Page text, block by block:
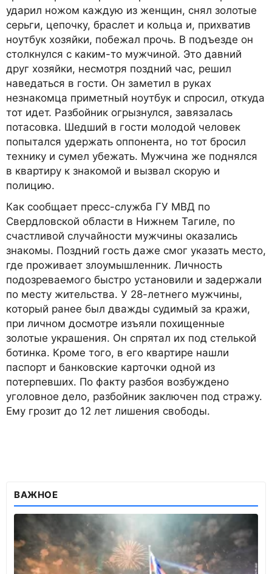
ударил ножом каждую из женщин, снял золотые
серьги, цепочку, браслет и кольца и, прихватив
ноутбук хозяйки, побежал прочь. В подъезде он
столкнулся с каким-то мужчиной. Это давний
друг хозяйки, несмотря поздний час, решил
наведаться в гости. Он заметил в руках
незнакомца приметный ноутбук и спросил, откуда
тот идет. Разбойник огрызнулся, завязалась
потасовка. Шедший в гости молодой человек
попытался удержать оппонента, но тот бросил
технику и сумел убежать. Мужчина же поднялся
в квартиру к знакомой и вызвал скорую и
полицию.
Как сообщает пресс-служба ГУ МВД по
Свердловской области в Нижнем Тагиле, по
счастливой случайности мужчины оказались
знакомы. Поздний гость даже смог указать место,
где проживает злоумышленник. Личность
подозреваемого быстро установили и задержали
по месту жительства. У 28-летнего мужчины,
который ранее был дважды судимый за кражи,
при личном досмотре изъяли похищенные
золотые украшения. Он спрятал их под стелькой
ботинка. Кроме того, в его квартире нашли
паспорт и банковские карточки одной из
потерпевших. По факту разбоя возбуждено
уголовное дело, разбойник заключен под стражу.
Ему грозит до 12 лет лишения свободы.
ВАЖНОЕ